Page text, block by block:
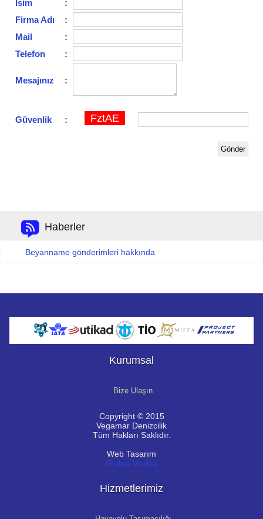
İsim
:
Firma Adı
:
Mail
:
Telefon
:
Mesajınız :
Güvenlik : FztAE
Haberler
Beyanname gönderimleri hakkında
Kurumsal
Bize Ulaşın
Copyright © 2015
Vegamar Denizcilik
Tüm Hakları Saklıdır.
Web Tasarım
Global Medya
Hizmetlerimiz